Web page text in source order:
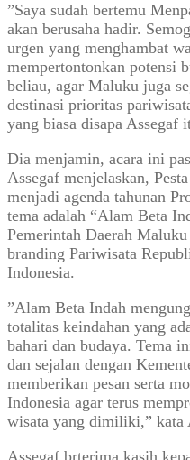
”Saya sudah bertemu
akan berusaha hadir.
urgen yang menghambat
mempertontonkan potensi
beliau, agar Maluku juga
destinasi prioritas
yang biasa disapa Assegaf
Dia menjamin, acara ini
Assegaf menjelaskan,
menjadi agenda tahunan
tema adalah “Alam Beta
Pemerintah Daerah
branding Pariwisata
Indonesia.
”Alam Beta Indah
totalitas keindahan yang
bahari dan budaya. Tema
dan sejalan dengan
memberikan pesan serta
Indonesia agar terus
wisata yang dimiliki,” kata
Assegaf brterima kasih